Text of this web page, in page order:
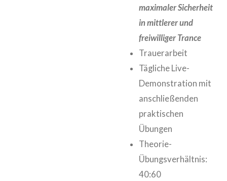
maximaler Sicherheit
in mittlerer und
freiwilliger Trance
Trauerarbeit
Tägliche Live-
Demonstration mit
anschließenden
praktischen
Übungen
Theorie-
Übungsverhältnis:
40:60